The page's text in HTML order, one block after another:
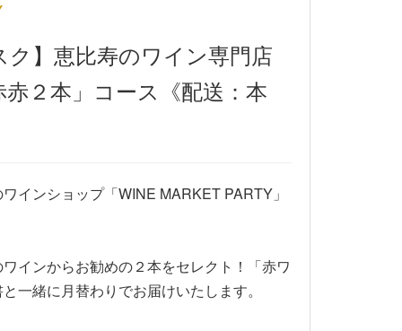
ク】恵比寿のワイン専門店
２本」コース《配送：本
インショップ「WINE MARKET PARTY」
インからお勧めの２本をセレクト！「赤ワ
一緒に月替わりでお届けいたします。